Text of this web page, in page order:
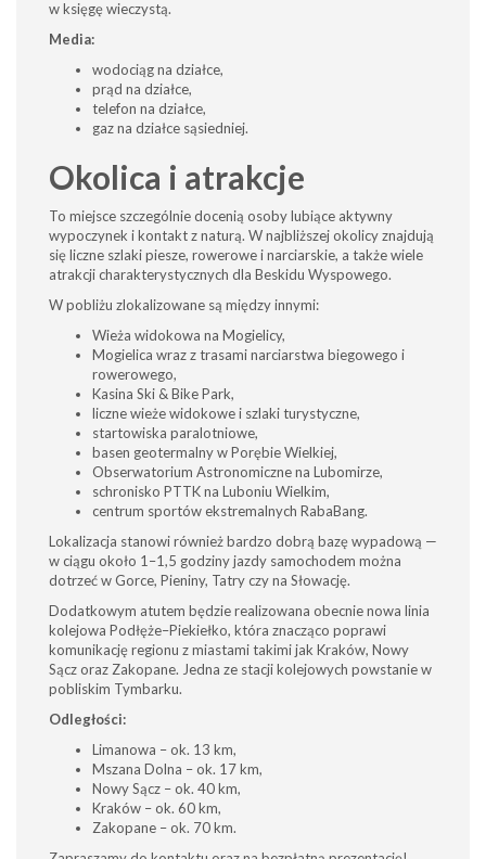
w księgę wieczystą.
Media:
wodociąg na działce,
prąd na działce,
telefon na działce,
gaz na działce sąsiedniej.
Okolica i atrakcje
To miejsce szczególnie docenią osoby lubiące aktywny
wypoczynek i kontakt z naturą. W najbliższej okolicy znajdują
się liczne szlaki piesze, rowerowe i narciarskie, a także wiele
atrakcji charakterystycznych dla Beskidu Wyspowego.
W pobliżu zlokalizowane są między innymi:
Wieża widokowa na Mogielicy,
Mogielica wraz z trasami narciarstwa biegowego i
rowerowego,
Kasina Ski & Bike Park,
liczne wieże widokowe i szlaki turystyczne,
startowiska paralotniowe,
basen geotermalny w Porębie Wielkiej,
Obserwatorium Astronomiczne na Lubomirze,
schronisko PTTK na Luboniu Wielkim,
centrum sportów ekstremalnych RabaBang.
Lokalizacja stanowi również bardzo dobrą bazę wypadową —
w ciągu około 1–1,5 godziny jazdy samochodem można
dotrzeć w Gorce, Pieniny, Tatry czy na Słowację.
Dodatkowym atutem będzie realizowana obecnie nowa linia
kolejowa Podłęże–Piekiełko, która znacząco poprawi
komunikację regionu z miastami takimi jak Kraków, Nowy
Sącz oraz Zakopane. Jedna ze stacji kolejowych powstanie w
pobliskim Tymbarku.
Odległości:
Limanowa – ok. 13 km,
Mszana Dolna – ok. 17 km,
Nowy Sącz – ok. 40 km,
Kraków – ok. 60 km,
Zakopane – ok. 70 km.